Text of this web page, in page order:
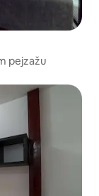
pejzažu